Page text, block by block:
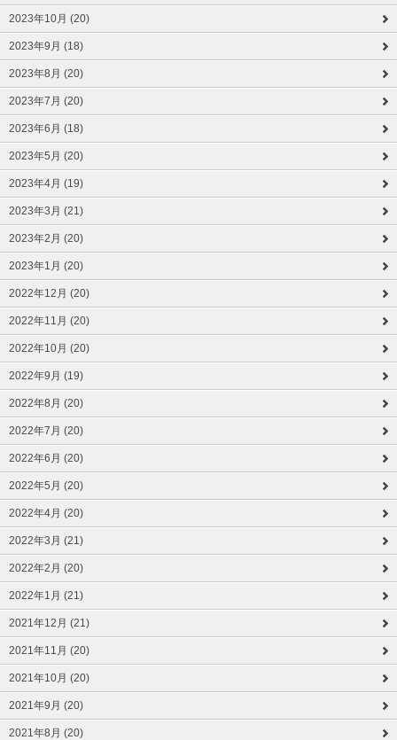
2023年10月 (20)
2023年9月 (18)
2023年8月 (20)
2023年7月 (20)
2023年6月 (18)
2023年5月 (20)
2023年4月 (19)
2023年3月 (21)
2023年2月 (20)
2023年1月 (20)
2022年12月 (20)
2022年11月 (20)
2022年10月 (20)
2022年9月 (19)
2022年8月 (20)
2022年7月 (20)
2022年6月 (20)
2022年5月 (20)
2022年4月 (20)
2022年3月 (21)
2022年2月 (20)
2022年1月 (21)
2021年12月 (21)
2021年11月 (20)
2021年10月 (20)
2021年9月 (20)
2021年8月 (20)